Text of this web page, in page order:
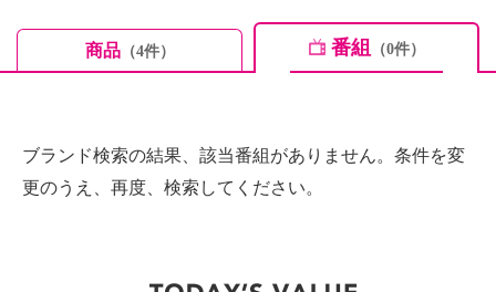
商品（4件） 番組 （0件）
ブランド検索の結果、該当番組がありません。条件を変
更のうえ、再度、検索してください。